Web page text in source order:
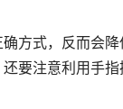
方式，反而会降
要注意利用手指